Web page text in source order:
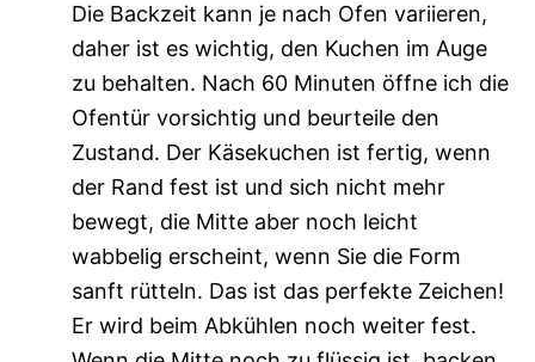
Die Backzeit kann je nach Ofen variieren,
daher ist es wichtig, den Kuchen im Auge
zu behalten. Nach 60 Minuten öffne ich die
Ofentür vorsichtig und beurteile den
Zustand. Der Käsekuchen ist fertig, wenn
der Rand fest ist und sich nicht mehr
bewegt, die Mitte aber noch leicht
wabbelig erscheint, wenn Sie die Form
sanft rütteln. Das ist das perfekte Zeichen!
Er wird beim Abkühlen noch weiter fest.